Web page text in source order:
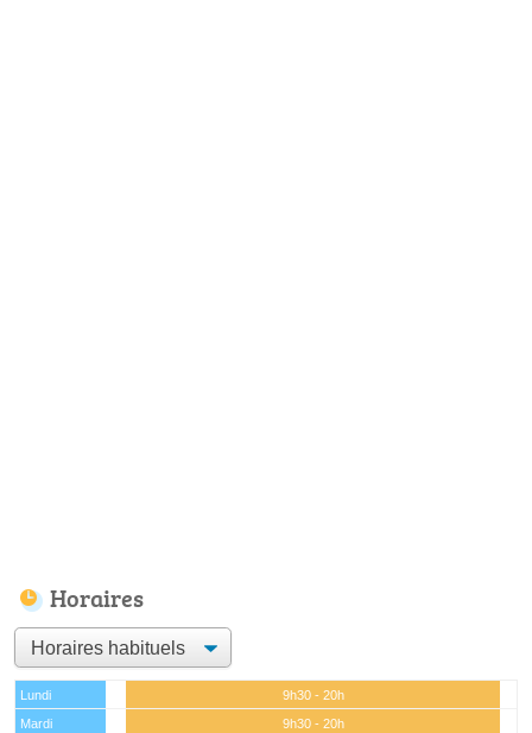
Horaires
Lundi
9h30 - 20h
Mardi
9h30 - 20h